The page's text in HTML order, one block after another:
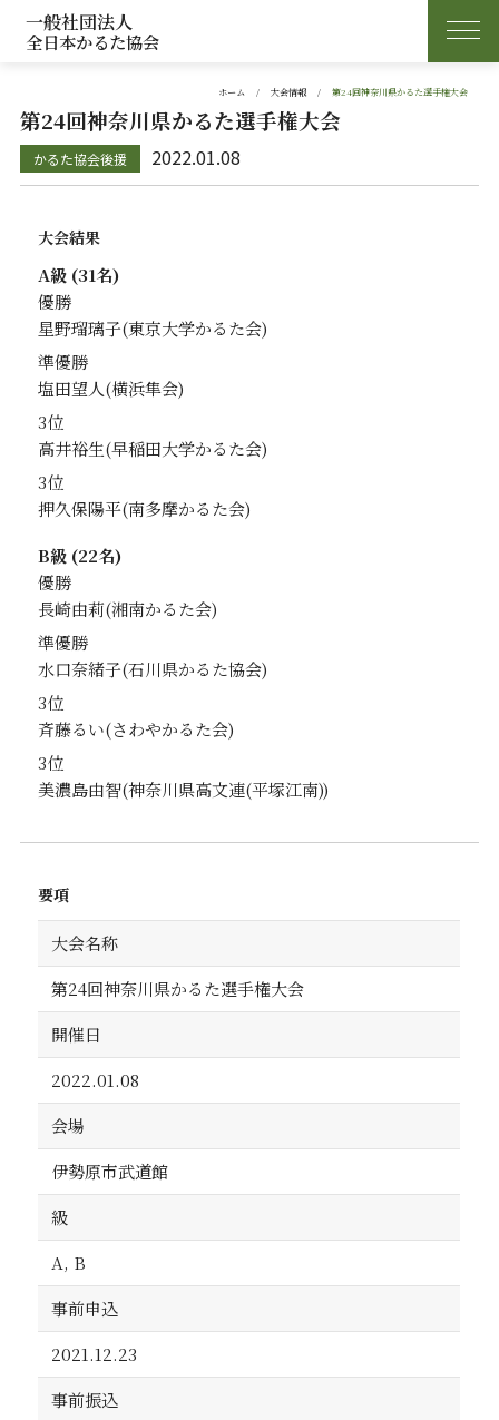
一般社団法人
全日本かるた協会
ホーム 大会情報 第24回神奈川県かるた選手権大会
第24回神奈川県かるた選手権大会
2022.01.08
大会結果
A級 (31名)
優勝
星野瑠璃子
準優勝
塩田望人
3位
高井裕生
3位
押久保陽平
B級 (22名)
優勝
長崎由莉
準優勝
水口奈緒子
3位
斉藤るい
3位
美濃島由智
要項
大会名称
第24回神奈川県かるた選手権大会
開催日
2022.01.08
会場
伊勢原市武道館
級
A, B
事前申込
2021.12.23
事前振込